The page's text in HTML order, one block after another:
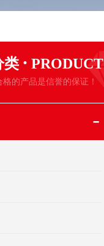
类 · PRODUCT
格的产品是信誉的保证！